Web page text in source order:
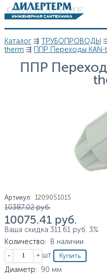
Перейти к основному
Вы здесь
Каталог⇶ ТРУБОПРОВОДЫ
therm ⇶ ППР Переходы KAN-
ППР
Артикул: 1209051015
Цена
10 387.02 руб.
10 075.41 руб.
Ваша скидка 311.61 руб. 3%
Количество:
В наличии
Кол-во
шт
Характеристики
Диаметр: 90 мм